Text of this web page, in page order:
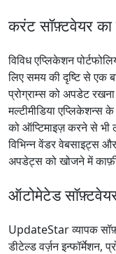
करंट सॉफ़्टवेयर का
विविध एप्लिकेशन
लिए समय की दृष्टि से एक
प्रोग्राम्स को अपडेट
मल्टीमीडिया
को ऑप्टिमाइज़ करने से भी
विभिन्न वेंडर वेबसाइट्स
अपडेट्स को खोजने में
ऑटोमेटेड
UpdateStar व्यापक
डीटेल्ड वर्ज़न इन्फॉर्मेशन,